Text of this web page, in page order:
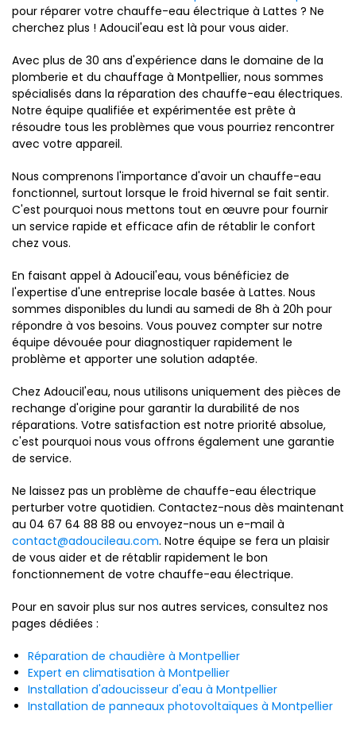
pour réparer votre chauffe-eau électrique à Lattes ? Ne
cherchez plus ! Adoucil'eau est là pour vous aider.
Avec plus de 30 ans d'expérience dans le domaine de la
plomberie et du chauffage à Montpellier, nous sommes
spécialisés dans la réparation des chauffe-eau électriques.
Notre équipe qualifiée et expérimentée est prête à
résoudre tous les problèmes que vous pourriez rencontrer
avec votre appareil.
Nous comprenons l'importance d'avoir un chauffe-eau
fonctionnel, surtout lorsque le froid hivernal se fait sentir.
C'est pourquoi nous mettons tout en œuvre pour fournir
un service rapide et efficace afin de rétablir le confort
chez vous.
En faisant appel à Adoucil'eau, vous bénéficiez de
l'expertise d'une entreprise locale basée à Lattes. Nous
sommes disponibles du lundi au samedi de 8h à 20h pour
répondre à vos besoins. Vous pouvez compter sur notre
équipe dévouée pour diagnostiquer rapidement le
problème et apporter une solution adaptée.
Chez Adoucil'eau, nous utilisons uniquement des pièces de
rechange d'origine pour garantir la durabilité de nos
réparations. Votre satisfaction est notre priorité absolue,
c'est pourquoi nous vous offrons également une garantie
de service.
Ne laissez pas un problème de chauffe-eau électrique
perturber votre quotidien. Contactez-nous dès maintenant
au 04 67 64 88 88 ou envoyez-nous un e-mail à
contact@adoucileau.com. Notre équipe se fera un plaisir
de vous aider et de rétablir rapidement le bon
fonctionnement de votre chauffe-eau électrique.
Pour en savoir plus sur nos autres services, consultez nos
pages dédiées :
Réparation de chaudière à Montpellier
Expert en climatisation à Montpellier
Installation d'adoucisseur d'eau à Montpellier
Installation de panneaux photovoltaïques à Montpellier